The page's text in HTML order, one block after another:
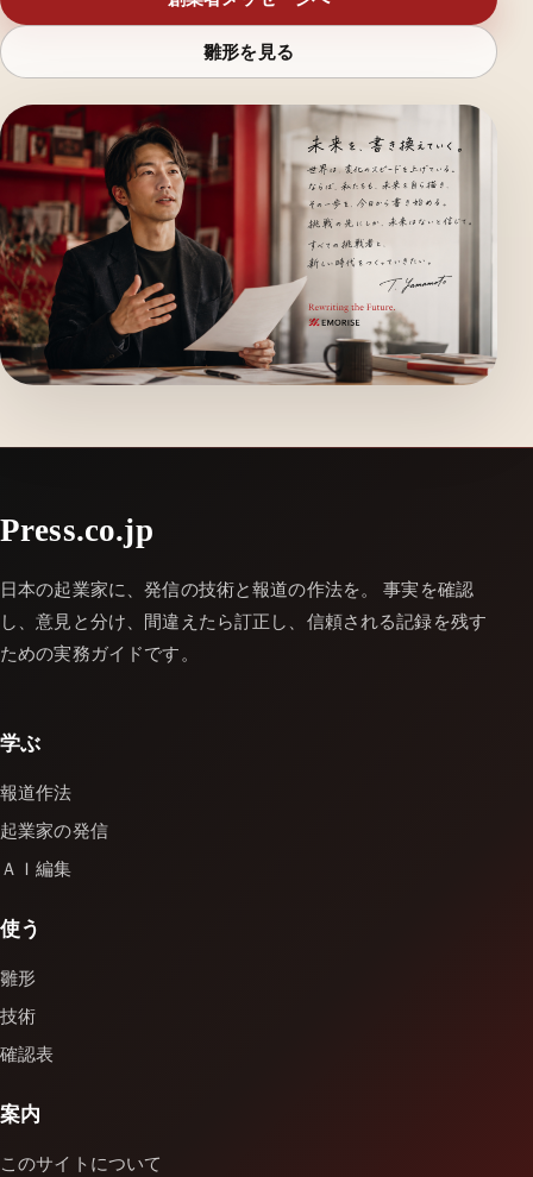
雛形を見る
Press.co.jp
日本の起業家に、発信の技術と報道の作法を。 事実を確認
し、意見と分け、間違えたら訂正し、信頼される記録を残す
ための実務ガイドです。
学ぶ
報道作法
起業家の発信
ＡＩ編集
使う
雛形
技術
確認表
案内
このサイトについて